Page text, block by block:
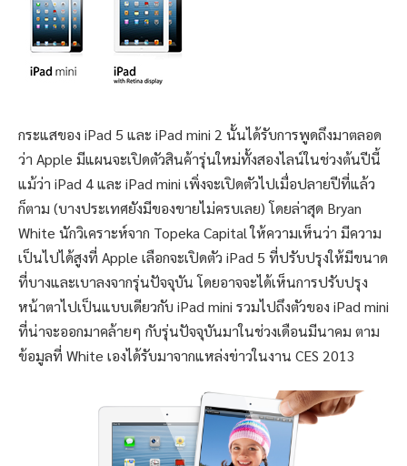
กระแสของ iPad 5 และ iPad mini 2 นั้นได้รับการพูดถึงมาตลอด
ว่า Apple มีแผนจะเปิดตัวสินค้ารุ่นใหม่ทั้งสองไลน์ในช่วงต้นปีนี้
แม้ว่า iPad 4 และ iPad mini เพิ่งจะเปิดตัวไปเมื่อปลายปีที่แล้ว
ก็ตาม (บางประเทศยังมีของขายไม่ครบเลย) โดยล่าสุด Bryan
White นักวิเคราะห์จาก Topeka Capital ให้ความเห็นว่า มีความ
เป็นไปได้สูงที่ Apple เลือกจะเปิดตัว iPad 5 ที่ปรับปรุงให้มีขนาด
ที่บางและเบาลงจากรุ่นปัจจุบัน โดยอาจจะได้เห็นการปรับปรุง
หน้าตาไปเป็นแบบเดียวกับ iPad mini รวมไปถึงตัวของ iPad mini
ที่น่าจะออกมาคล้ายๆ กับรุ่นปัจจุบันมาในช่วงเดือนมีนาคม ตาม
ข้อมูลที่ White เองได้รับมาจากแหล่งข่าวในงาน CES 2013